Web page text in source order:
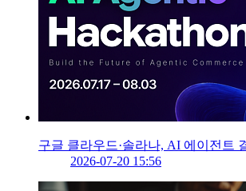
구글 클라우드·솔라나, AI 에이전트
2026-07-20 15:56